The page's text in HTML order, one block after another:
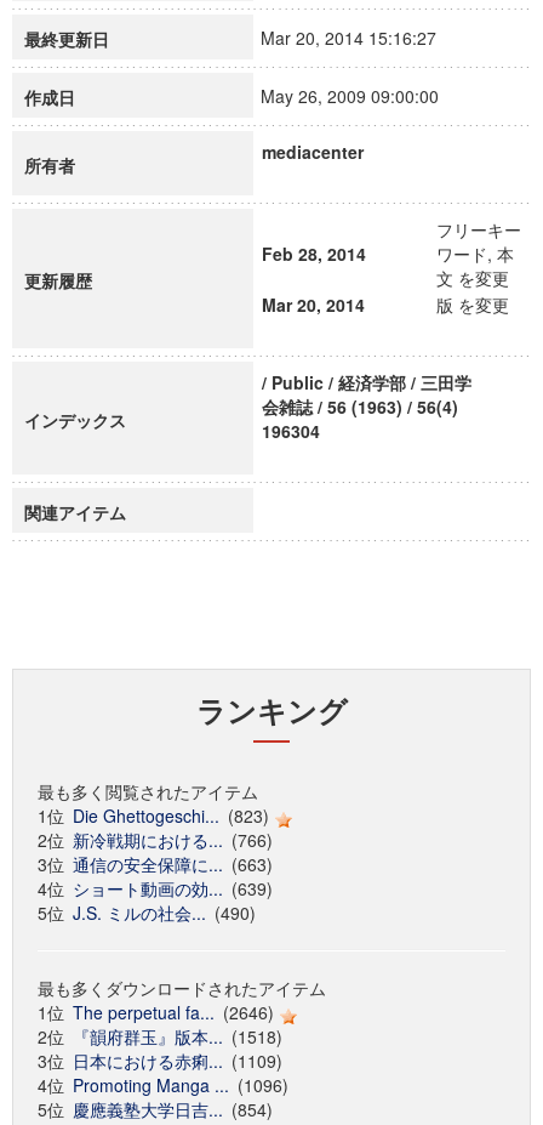
最終更新日 Mar 20, 2014 15:16:27
作成日 May 26, 2009 09:00:00
所有者
mediacenter
更新履歴
Feb 28, 2014
フリーキー
ワード, 本
文 を変更
Mar 20, 2014
版 を変更
インデックス
/ Public / 経済学部 / 三田学
会雑誌 / 56 (1963) / 56(4)
196304
関連アイテム
ランキング
最も多く閲覧されたアイテム
1位 Die Ghettogeschi... (823)
2位 新冷戦期における... (766)
3位 通信の安全保障に... (663)
4位 ショート動画の効... (639)
5位 J.S. ミルの社会... (490)
最も多くダウンロードされたアイテム
1位 The perpetual fa... (2646)
2位
『韻府群玉』版本... (1518)
3位 日本における赤痢... (1109)
4位 Promoting Manga ... (1096)
5位 慶應義塾大学日吉... (854)